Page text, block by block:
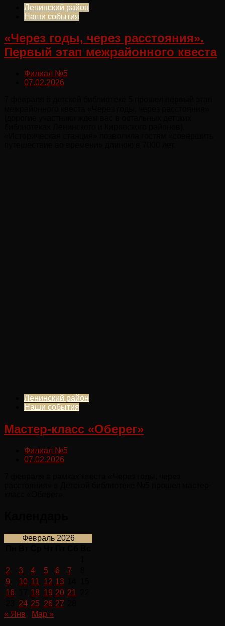
Ленинский район
Наши события
«Через годы, через расстояния».
Первый этап межрайонного квеста
Филиал №5
07.02.2026
Ленинский район
Наши события
Мастер-класс «Оберег»
Филиал №5
07.02.2026
Февраль 2026
2
3 4 5 6 7
9
10 11 12 13
16
18 19 20 21
24 25 26 27
« Янв
Мар »